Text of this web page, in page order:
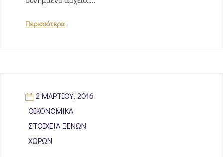
Περισσότερα
2 ΜΑΡΤΊΟΥ, 2016
ΟΙΚΟΝΟΜΙΚΆ
ΣΤΟΙΧΕΊΑ ΞΈΝΩΝ
ΧΩΡΏΝ